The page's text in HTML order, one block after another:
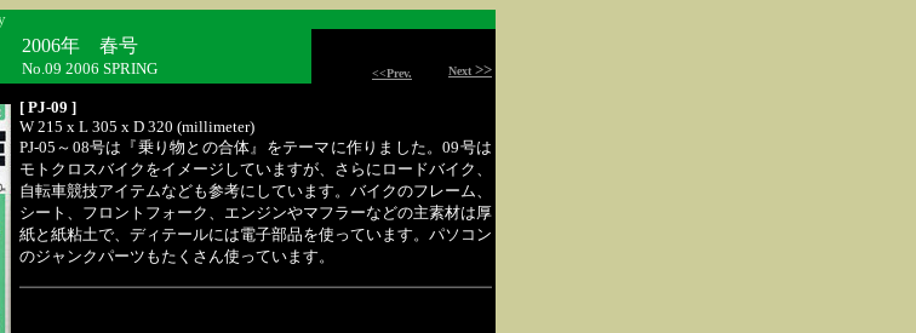
2006年 春号
No.09 2006 SPRING <<Prev. Next >>
[ PJ-09 ]
W 215 x L 305 x D 320 (millimeter)
PJ-05～08号は『乗り物との合体』をテーマに作りました。09号は
モトクロスバイクをイメージしていますが、さらにロードバイク、
自転車競技アイテムなども参考にしています。バイクのフレーム、
シート、フロントフォーク、エンジンやマフラーなどの主素材は厚
紙と紙粘土で、ディテールには電子部品を使っています。パソコン
のジャンクパーツもたくさん使っています。